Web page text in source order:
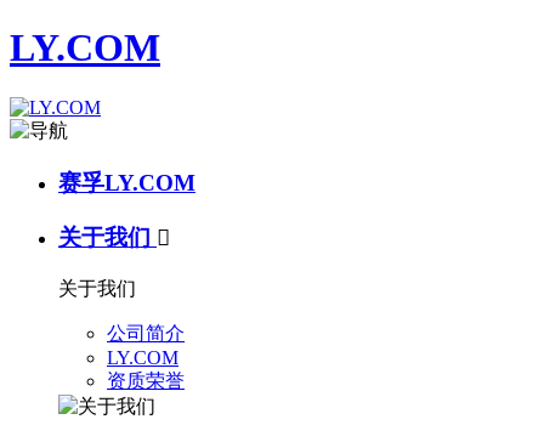
LY.COM
赛孚LY.COM
关于我们 
关于我们
公司简介
LY.COM
资质荣誉